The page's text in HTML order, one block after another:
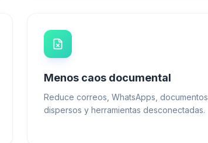
Menos caos documental
Reduce correos, WhatsApps, documentos
dispersos y herramientas desconectadas.